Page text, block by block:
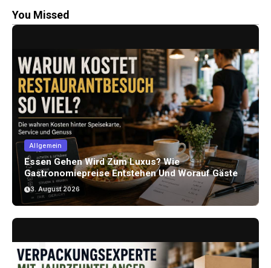
You Missed
Allgemein
Essen Gehen Wird Zum Luxus? Wie
Gastronomiepreise Entstehen Und Worauf Gäste
Achten Können
3. August 2026